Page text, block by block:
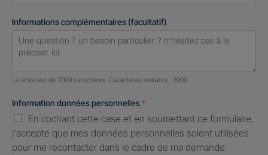
Informations complémentaires (facultatif)
Nombre de caractères restants :2000 caractères restants
La limite est de 2000 caractères. Caractères restants : 2000.
Information données personnelles *
En cochant cette case et en soumettant ce formulaire,
j'accepte que mes données personnelles soient utilisées
pour me recontacter dans le cadre de ma demande